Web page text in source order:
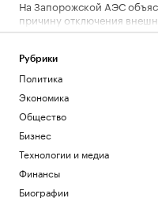
На Запорожской АЭС
причину отключения
электропитания
Рубрики
Политика
Экономика
Общество
Бизнес
Технологии и медиа
Финансы
Биографии